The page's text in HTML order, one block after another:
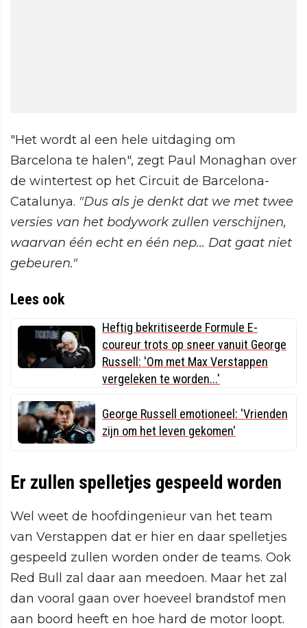
"Het wordt al een hele uitdaging om
Barcelona te halen", zegt Paul Monaghan over
de wintertest op het Circuit de Barcelona-
Catalunya. "Dus als je denkt dat we met twee
versies van het bodywork zullen verschijnen,
waarvan één echt en één nep… Dat gaat niet
gebeuren."
Lees ook
Heftig bekritiseerde Formule E-
coureur trots op sneer vanuit George
Russell: 'Om met Max Verstappen
vergeleken te worden...'
George Russell emotioneel: 'Vrienden
zijn om het leven gekomen'
Er zullen spelletjes gespeeld worden
Wel weet de hoofdingenieur van het team
van Verstappen dat er hier en daar spelletjes
gespeeld zullen worden onder de teams. Ook
Red Bull zal daar aan meedoen. Maar het zal
dan vooral gaan over hoeveel brandstof men
aan boord heeft en hoe hard de motor loopt.